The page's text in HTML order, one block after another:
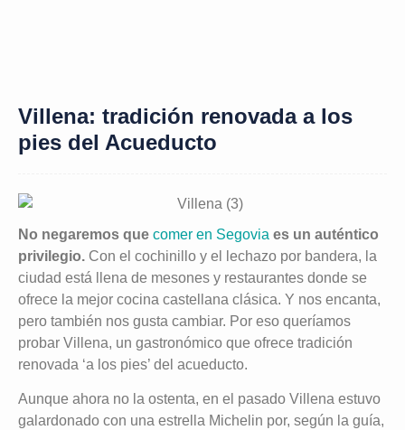
Villena: tradición renovada a los
pies del Acueducto
No negaremos que comer en Segovia es un auténtico
privilegio. Con el cochinillo y el lechazo por bandera, la
ciudad está llena de mesones y restaurantes donde se
ofrece la mejor cocina castellana clásica. Y nos encanta,
pero también nos gusta cambiar. Por eso queríamos
probar Villena, un gastronómico que ofrece tradición
renovada ‘a los pies’ del acueducto.
Aunque ahora no la ostenta, en el pasado Villena estuvo
galardonado con una estrella Michelin por, según la guía,